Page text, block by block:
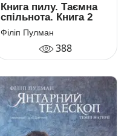
Книга пилу. Таємна
спільнота. Книга 2
Філіп Пулман
388